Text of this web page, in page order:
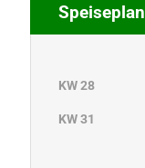
Speiseplan
KW 28
KW 31